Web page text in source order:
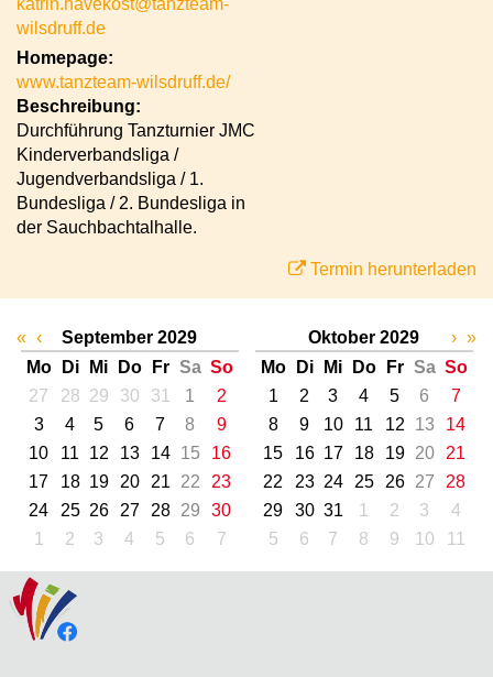
katrin.havekost@tanzteam-
wilsdruff.de
Homepage:
www.tanzteam-wilsdruff.de/
Beschreibung:
Durchführung Tanzturnier JMC
Kinderverbandsliga /
Jugendverbandsliga / 1.
Bundesliga / 2. Bundesliga in
der Sauchbachtalhalle.
Termin herunterladen
« ‹
September 2029
Mo
Di Mi Do Fr Sa So
27
28 29 30 31 1
2
3
4 5 6 7 8
9
10
11 12 13 14 15
16
17
18 19 20 21 22
23
24
25 26 27 28 29
30
1
2 3 4 5 6 7
Oktober 2029
Mo
Di Mi Do Fr Sa So
1
2 3 4 5 6
7
8
9 10 11 12 13
14
15
16 17 18 19 20
21
22
23 24 25 26 27
28
29
30 31 1 2 3
4
5
6 7 8 9 10 11
› »